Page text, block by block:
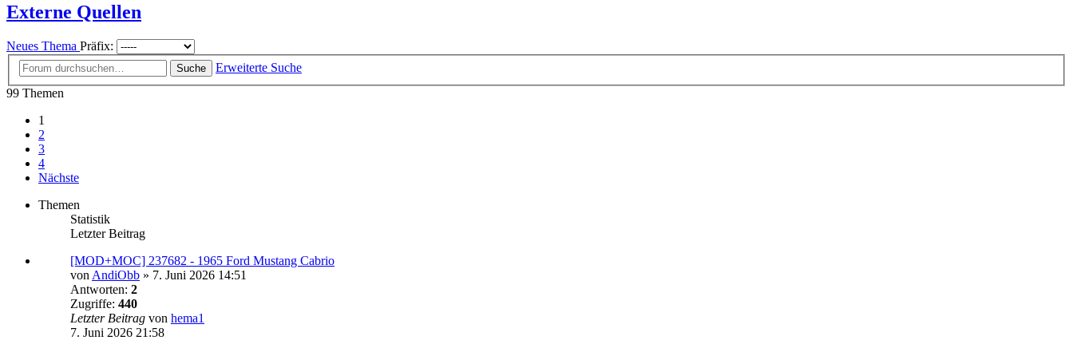
Externe Quellen
Neues Thema Präfix:
Suche
Erweiterte Suche
99 Themen
1
2
3
4
Nächste
Themen
Statistik
Letzter Beitrag
[MOD+MOC] 237682 - 1965 Ford Mustang Cabrio
von AndiObb » 7. Juni 2026 14:51
Antworten: 2
Zugriffe: 440
Letzter Beitrag von hema1
7. Juni 2026 21:58